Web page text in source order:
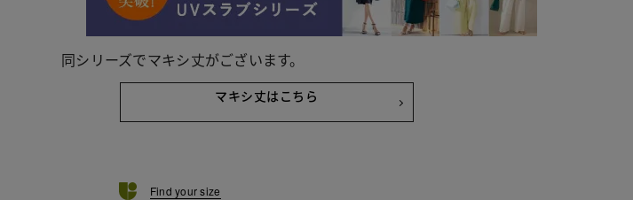
同シリーズでマキシ丈がございます。
マキシ丈はこちら
Find your size